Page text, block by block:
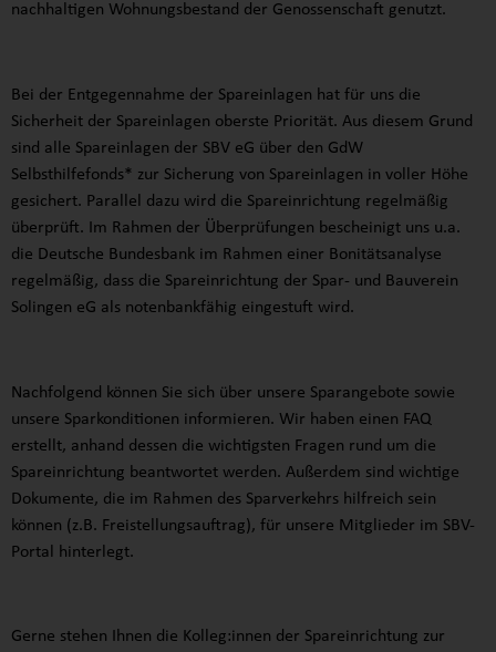
nachhaltigen Wohnungsbestand der Genossenschaft genutzt.
Bei der Entgegennahme der Spareinlagen hat für uns die
Sicherheit der Spareinlagen oberste Priorität. Aus diesem Grund
sind alle Spareinlagen der SBV eG über den GdW
Selbsthilfefonds* zur Sicherung von Spareinlagen in voller Höhe
gesichert. Parallel dazu wird die Spareinrichtung regelmäßig
überprüft. Im Rahmen der Überprüfungen bescheinigt uns u.a.
die Deutsche Bundesbank im Rahmen einer Bonitätsanalyse
regelmäßig, dass die Spareinrichtung der Spar- und Bauverein
Solingen eG als notenbankfähig eingestuft wird.
Nachfolgend können Sie sich über unsere Sparangebote sowie
unsere Sparkonditionen informieren. Wir haben einen FAQ
erstellt, anhand dessen die wichtigsten Fragen rund um die
Spareinrichtung beantwortet werden. Außerdem sind wichtige
Dokumente, die im Rahmen des Sparverkehrs hilfreich sein
können (z.B. Freistellungsauftrag), für unsere Mitglieder im SBV-
Portal hinterlegt.
Gerne stehen Ihnen die Kolleg:innen der Spareinrichtung zur